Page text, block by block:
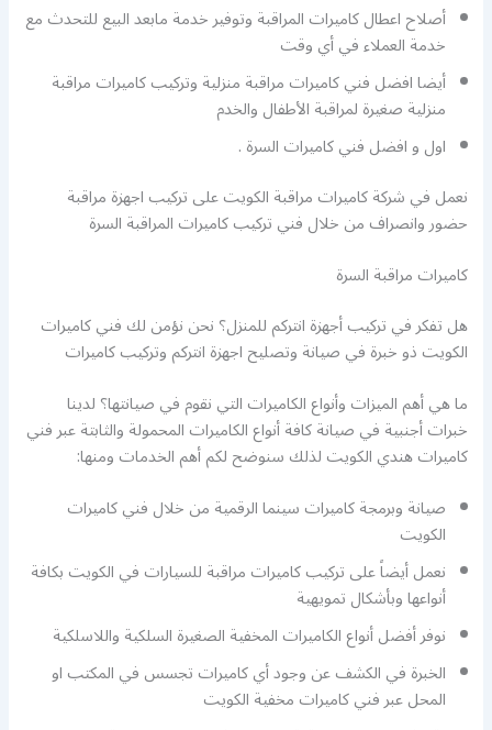
أصلاح اعطال كاميرات المراقبة وتوفير خدمة مابعد البيع للتحدث مع
خدمة العملاء في أي وقت
أيضا افضل فني كاميرات مراقبة منزلية وتركيب كاميرات مراقبة
منزلية صغيرة لمراقبة الأطفال والخدم
اول و افضل فني كاميرات السرة .
نعمل في شركة كاميرات مراقبة الكويت على تركيب اجهزة مراقبة
حضور وانصراف من خلال فني تركيب كاميرات المراقبة السرة
كاميرات مراقبة السرة
هل تفكر في تركيب أجهزة انتركم للمنزل؟ نحن نؤمن لك فني كاميرات
الكويت ذو خبرة في صيانة وتصليح اجهزة انتركم وتركيب كاميرات
ما هي أهم الميزات وأنواع الكاميرات التي نقوم في صيانتها؟ لدينا
خبرات أجنبية في صيانة كافة أنواع الكاميرات المحمولة والثابتة عبر فني
كاميرات هندي الكويت لذلك سنوضح لكم أهم الخدمات ومنها:
صيانة وبرمجة كاميرات سينما الرقمية من خلال فني كاميرات
الكويت
نعمل أيضاً على تركيب كاميرات مراقبة للسيارات في الكويت بكافة
أنواعها وبأشكال تمويهية
نوفر أفضل أنواع الكاميرات المخفية الصغيرة السلكية واللاسلكية
الخبرة في الكشف عن وجود أي كاميرات تجسس في المكتب او
المحل عبر فني كاميرات مخفية الكويت